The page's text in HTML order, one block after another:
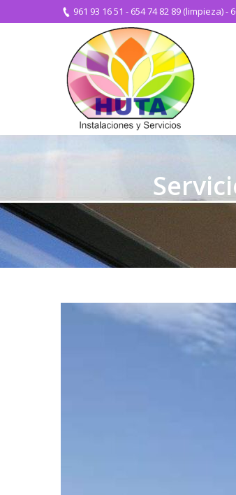
961 93 16 51 - 654 74 82 89 (limpieza)-